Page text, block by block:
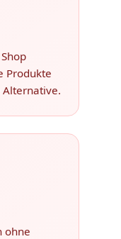
Produkte
Alternative.
ohne